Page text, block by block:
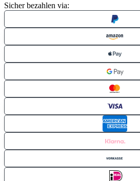
Sicher bezahlen via: